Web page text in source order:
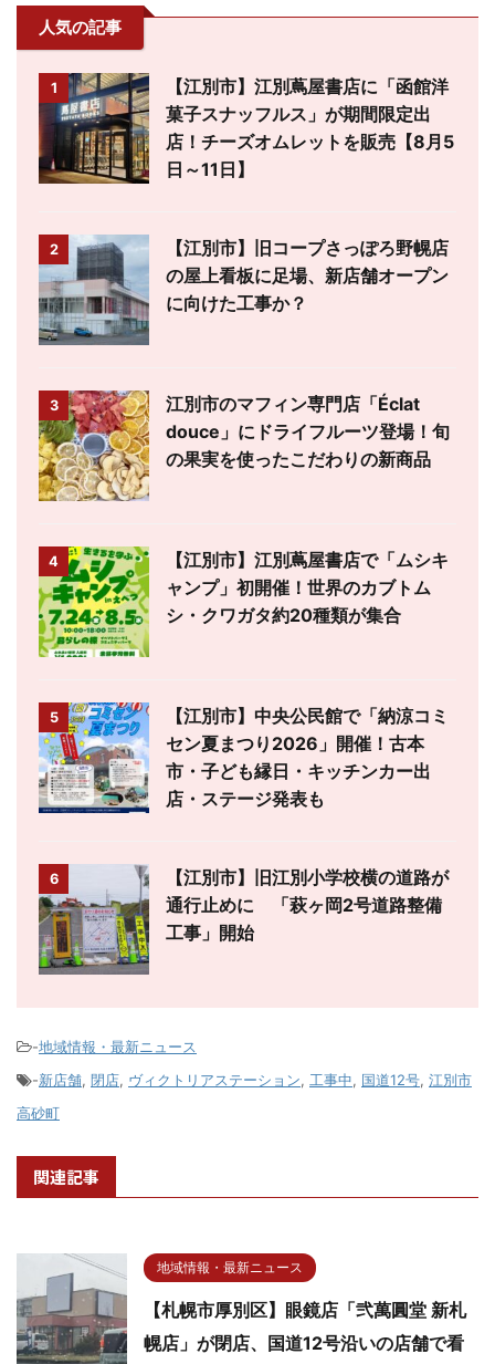
人気の記事
1
【江別市】江別蔦屋書店に「函館洋
菓子スナッフルス」が期間限定出
店！チーズオムレットを販売【8月5
日～11日】
2
【江別市】旧コープさっぽろ野幌店
の屋上看板に足場、新店舗オープン
に向けた工事か？
3
江別市のマフィン専門店「Éclat
douce」にドライフルーツ登場！旬
の果実を使ったこだわりの新商品
4
【江別市】江別蔦屋書店で「ムシキ
ャンプ」初開催！世界のカブトム
シ・クワガタ約20種類が集合
5
【江別市】中央公民館で「納涼コミ
セン夏まつり2026」開催！古本
市・子ども縁日・キッチンカー出
店・ステージ発表も
6
【江別市】旧江別小学校横の道路が
通行止めに 「萩ヶ岡2号道路整備
工事」開始
-地域情報・最新ニュース
-新店舗, 閉店, ヴィクトリアステーション, 工事中, 国道12号, 江別市
高砂町
関連記事
地域情報・最新ニュース
【札幌市厚別区】眼鏡店「弐萬圓堂 新札
幌店」が閉店、国道12号沿いの店舗で看